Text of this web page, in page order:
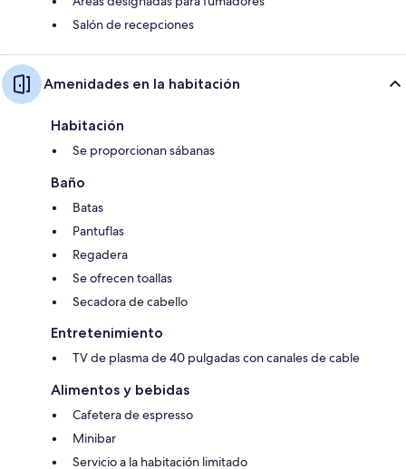
Salón de recepciones
Amenidades en la habitación
Habitación
Se proporcionan sábanas
Baño
Batas
Pantuflas
Regadera
Se ofrecen toallas
Secadora de cabello
Entretenimiento
TV de plasma de 40 pulgadas con canales de cable
Alimentos y bebidas
Cafetera de espresso
Minibar
Servicio a la habitación limitado